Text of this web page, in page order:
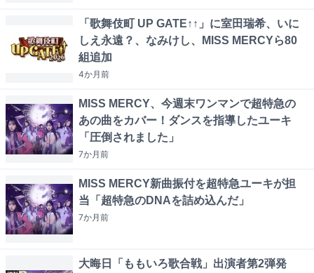
「歌舞伎町 UP GATE↑↑」に室田瑞希、いに
しえ永遠？、なみけし、MISS MERCYら80
組追加
4か月前
MISS MERCY、今週末ワンマンで超特急の
あの曲をカバー！ダンスを指導したユーキ
「圧倒されました」
7か月前
MISS MERCY新曲振付を超特急ユーキが担
当「超特急のDNAを詰め込んだ」
7か月前
大晦日「ももいろ歌合戦」出演者第2弾発